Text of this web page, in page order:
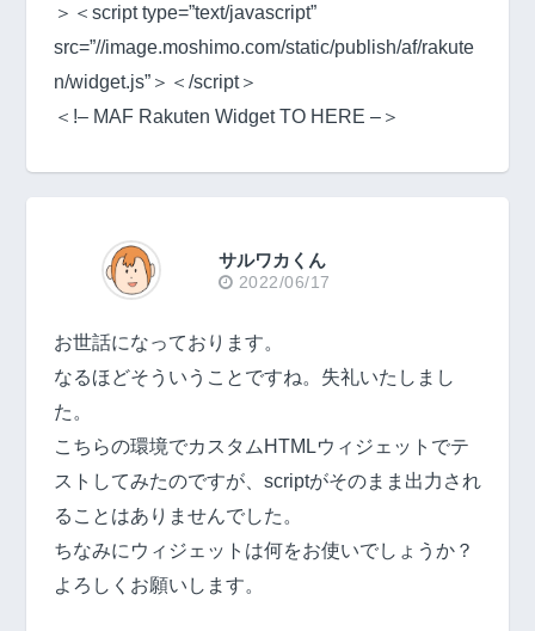
＞＜script type=”text/javascript”
src=”//image.moshimo.com/static/publish/af/rakute
n/widget.js”＞＜/script＞
＜!– MAF Rakuten Widget TO HERE –＞
サルワカくん
2022/06/17
お世話になっております。
なるほどそういうことですね。失礼いたしまし
た。
こちらの環境でカスタムHTMLウィジェットでテ
ストしてみたのですが、scriptがそのまま出力され
ることはありませんでした。
ちなみにウィジェットは何をお使いでしょうか？
よろしくお願いします。